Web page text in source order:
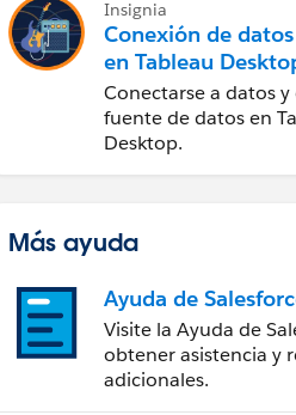
Insignia
Conexión de datos
en Tableau
Conectarse a datos
fuente de datos en
Desktop.
Más ayuda
Ayuda de
Visite la Ayuda de
obtener asistencia y
adicionales.